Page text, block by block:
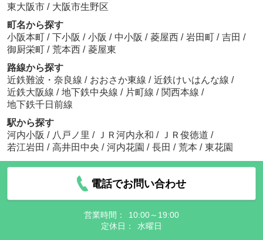
東大阪市 / 大阪市生野区
町名から探す
小阪本町 / 下小阪 / 小阪 / 中小阪 / 菱屋西 / 岩田町 / 吉田 /
御厨栄町 / 荒本西 / 菱屋東
路線から探す
近鉄難波・奈良線 / おおさか東線 / 近鉄けいはんな線 /
近鉄大阪線 / 地下鉄中央線 / 片町線 / 関西本線 /
地下鉄千日前線
駅から探す
河内小阪 / 八戸ノ里 / ＪＲ河内永和 / ＪＲ俊徳道 /
若江岩田 / 高井田中央 / 河内花園 / 長田 / 荒本 / 東花園
電話でお問い合わせ
営業時間：
10:00～19:00
定休日：
水曜日